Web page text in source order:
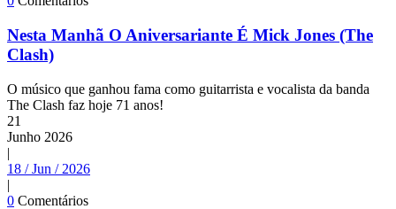
Nesta Manhã O Aniversariante É Mick Jones (The
Clash)
O músico que ganhou fama como guitarrista e vocalista da banda
The Clash faz hoje 71 anos!
21
Junho 2026
|
18 / Jun / 2026
|
0 Comentários